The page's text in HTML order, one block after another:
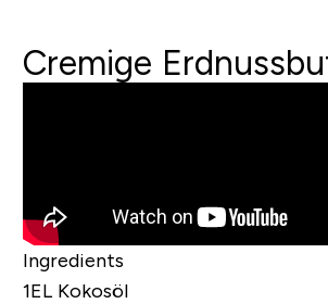
Cremige
Ingredients
1EL Kokosöl